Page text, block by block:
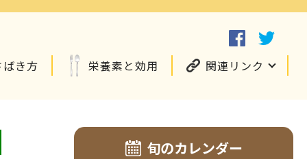
き方 栄養素と効用 関連リンク
旬のカレンダー